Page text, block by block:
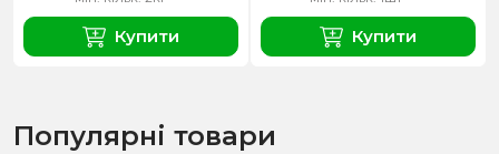
Купити Купити
Популярні товари